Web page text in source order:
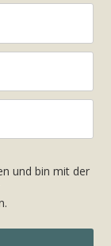
und bin mit der